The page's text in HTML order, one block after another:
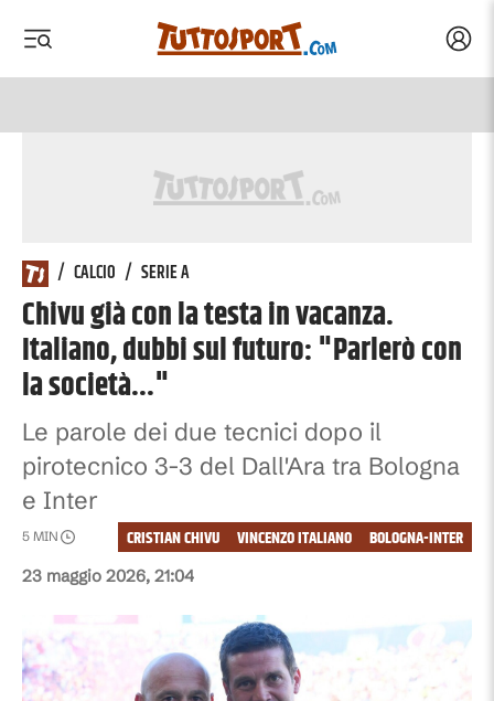
/ CALCIO / SERIE A
Chivu già con la testa in vacanza.
Italiano, dubbi sul futuro: "Parlerò con
la società..."
Le parole dei due tecnici dopo il
pirotecnico 3-3 del Dall'Ara tra Bologna
e Inter
23 maggio 2026, 21:04
5 MIN BOLOGNA-INTER
VINCENZO ITALIANO
CRISTIAN CHIVU